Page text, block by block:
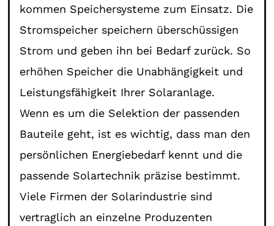
kommen Speichersysteme zum Einsatz. Die
Stromspeicher speichern überschüssigen
Strom und geben ihn bei Bedarf zurück. So
erhöhen Speicher die Unabhängigkeit und
Leistungsfähigkeit Ihrer Solaranlage.
Wenn es um die Selektion der passenden
Bauteile geht, ist es wichtig, dass man den
persönlichen Energiebedarf kennt und die
passende Solartechnik präzise bestimmt.
Viele Firmen der Solarindustrie sind
vertraglich an einzelne Produzenten